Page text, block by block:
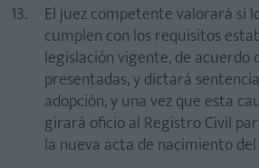
El juez competente valorará si
cumplen con los requisitos
legislación vigente, de acuerdo
presentadas, y dictará
adopción, y una vez que esta
girará oficio al Registro Civil
la nueva acta de nacimiento